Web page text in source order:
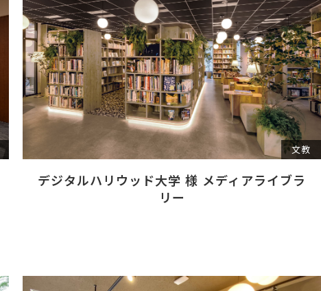
文教
デジタルハリウッド大学 様 メディアライブラ
リー